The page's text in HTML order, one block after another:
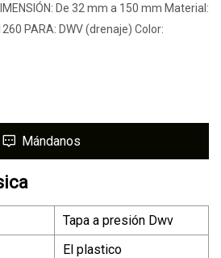
De 32 mm a 150 mm Material:
PARA: DWV (drenaje) Color:
Mándanos
Tapa a presión Dwv
El plastico